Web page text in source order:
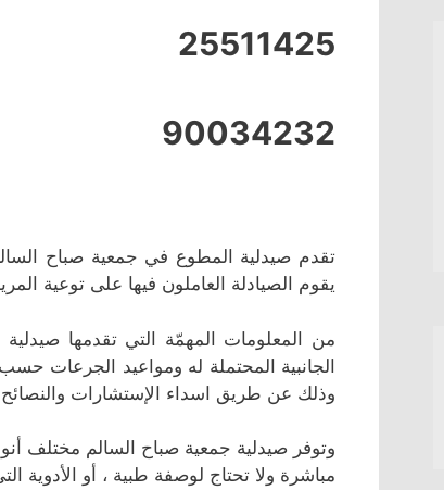
25511425
90034232
تقدم صيدلية المطوع في جمعية صباح
يقوم الصيادلة العاملون فيها على توعية
من المعلومات المهمّة التي تقدمها
الجانبية المحتملة له ومواعيد الجرعات
وذلك عن طريق اسداء الإستشارات والنصائح
وتوفر صيدلية جمعية صباح السالم مختلف
مباشرة ولا تحتاج لوصفة طبية ، أو